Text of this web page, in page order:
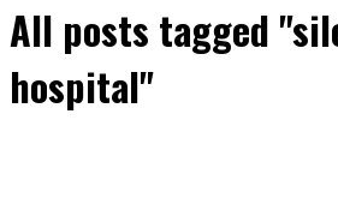
All posts tagged
hospital"